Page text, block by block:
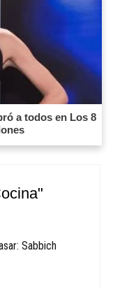
a todos en Los 8
Sabbich